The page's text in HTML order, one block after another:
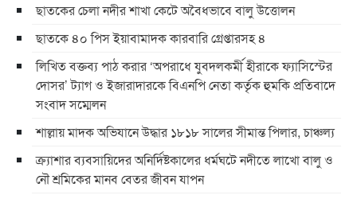
ছাতকের চেলা নদীর শাখা কেটে অবৈধভাবে বালু উত্তোলন
ছাতকে ৪০ পিস ইয়াবামাদক কারবারি গ্রেপ্তারসহ ৪
লিখিত বক্তব্য পাঠ করার ‘অপরাধে যুবদলকর্মী হীরাকে ফ্যাসিস্টের
দোসর’ ট্যাগ ও ইজারাদারকে বিএনপি নেতা কর্তৃক হুমকি প্রতিবাদে
সংবাদ সম্মেলন
শাল্লায় মাদক অভিযানে উদ্ধার ১৮১৮ সালের সীমান্ত পিলার, চাঞ্চল্য
ক্র্যাশার ব্যবসায়িদের অনির্দিষ্টকালের ধর্মঘটে নদীতে লাখো বালু ও
নৌ শ্রমিকের মানব বেতর জীবন যাপন